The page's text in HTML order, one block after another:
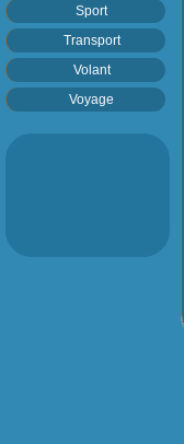
Sport
Transport
Volant
Voyage